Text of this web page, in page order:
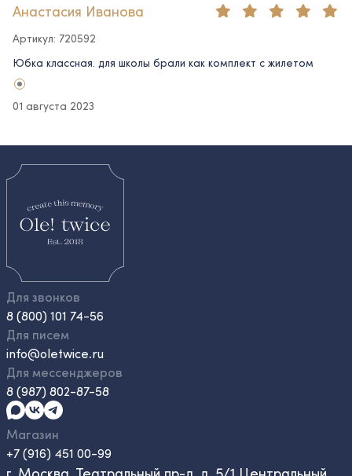
Анастасия Иванова
Артикул: 720592
Юбка классная. для школы брали как комплект с жилетом
01 августа 2023
Для звонков
8 (800) 101 74-56
Для писем
info@oletwice.ru
Для мессенджеров
8 (987) 802-87-58
Магазин
+7 (916) 451 00-99